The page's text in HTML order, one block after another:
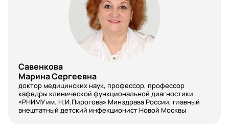
Савенкова
Марина Сергеевна
доктор медицинских наук, профессор, профессор
кафедры клинической функциональной диагностики
«РНИМУ им. Н.И.Пирогова» Минздрава России, главный
внештатный детский инфекционист Новой Москвы